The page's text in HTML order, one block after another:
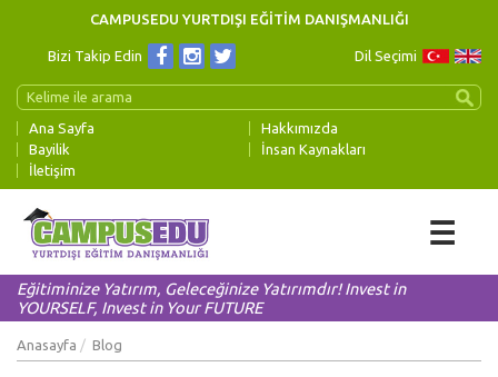
CAMPUSEDU YURTDIŞI EĞİTİM DANIŞMANLIĞI
Dil Seçimi
Bizi Takip Edin
Ana Sayfa
Hakkımızda
Bayilik
İnsan Kaynakları
İletişim
☰
Eğitiminize Yatırım, Geleceğinize Yatırımdır! Invest in
YOURSELF, Invest in Your FUTURE
Anasayfa Blog